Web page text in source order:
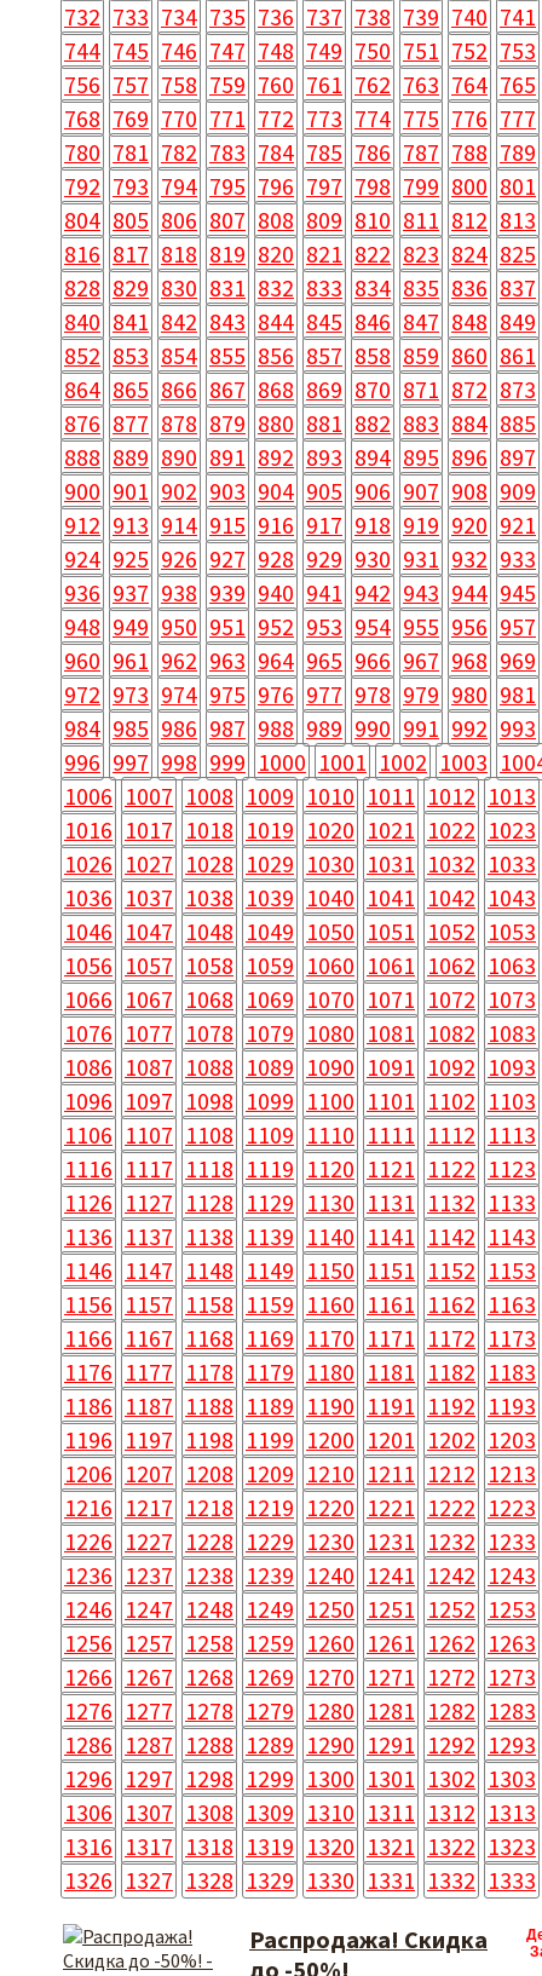
732 733 734 735 736 737 738 739 740 741
744 745 746 747 748 749 750 751 752 753
756 757 758 759 760 761 762 763 764 765
768 769 770 771 772 773 774 775 776 777
780 781 782 783 784 785 786 787 788 789
792 793 794 795 796 797 798 799 800 801
804 805 806 807 808 809 810 811 812 813
816 817 818 819 820 821 822 823 824 825
828 829 830 831 832 833 834 835 836 837
840 841 842 843 844 845 846 847 848 849
852 853 854 855 856 857 858 859 860 861
864 865 866 867 868 869 870 871 872 873
876 877 878 879 880 881 882 883 884 885
888 889 890 891 892 893 894 895 896 897
900 901 902 903 904 905 906 907 908 909
912 913 914 915 916 917 918 919 920 921
924 925 926 927 928 929 930 931 932 933
936 937 938 939 940 941 942 943 944 945
948 949 950 951 952 953 954 955 956 957
960 961 962 963 964 965 966 967 968 969
972 973 974 975 976 977 978 979 980 981
984 985 986 987 988 989 990 991 992 993
996 997 998 999 1000 1001 1002 1003
1006 1007 1008 1009 1010 1011 1012 1013
1016 1017 1018 1019 1020 1021 1022 1023
1026 1027 1028 1029 1030 1031 1032 1033
1036 1037 1038 1039 1040 1041 1042 1043
1046 1047 1048 1049 1050 1051 1052 1053
1056 1057 1058 1059 1060 1061 1062 1063
1066 1067 1068 1069 1070 1071 1072 1073
1076 1077 1078 1079 1080 1081 1082 1083
1086 1087 1088 1089 1090 1091 1092 1093
1096 1097 1098 1099 1100 1101 1102 1103
1106 1107 1108 1109 1110 1111 1112 1113
1116 1117 1118 1119 1120 1121 1122 1123
1126 1127 1128 1129 1130 1131 1132 1133
1136 1137 1138 1139 1140 1141 1142 1143
1146 1147 1148 1149 1150 1151 1152 1153
1156 1157 1158 1159 1160 1161 1162 1163
1166 1167 1168 1169 1170 1171 1172 1173
1176 1177 1178 1179 1180 1181 1182 1183
1186 1187 1188 1189 1190 1191 1192 1193
1196 1197 1198 1199 1200 1201 1202 1203
1206 1207 1208 1209 1210 1211 1212 1213
1216 1217 1218 1219 1220 1221 1222 1223
1226 1227 1228 1229 1230 1231 1232 1233
1236 1237 1238 1239 1240 1241 1242 1243
1246 1247 1248 1249 1250 1251 1252 1253
1256 1257 1258 1259 1260 1261 1262 1263
1266 1267 1268 1269 1270 1271 1272 1273
1276 1277 1278 1279 1280 1281 1282 1283
1286 1287 1288 1289 1290 1291 1292 1293
1296 1297 1298 1299 1300 1301 1302 1303
1306 1307 1308 1309 1310 1311 1312 1313
1316 1317 1318 1319 1320 1321 1322 1323
1326 1327 1328 1329 1330 1331 1332 1333
Распродажа! Скидка
до -50%!